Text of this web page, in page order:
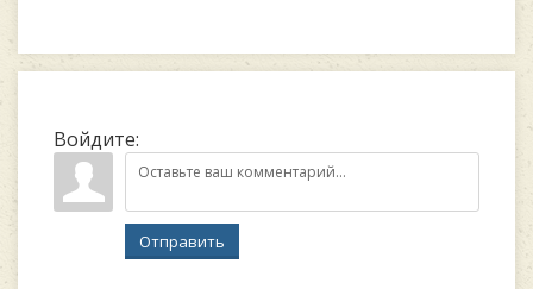
Войдите:
Отправить